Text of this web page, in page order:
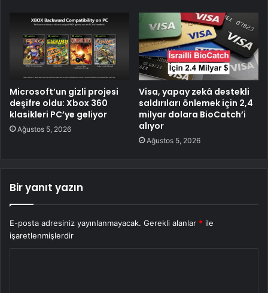
Microsoft’un gizli projesi
deşifre oldu: Xbox 360
klasikleri PC’ye geliyor
Ağustos 5, 2026
Visa, yapay zekâ destekli
saldırıları önlemek için 2,4
milyar dolara BioCatch’i
alıyor
Ağustos 5, 2026
Bir yanıt yazın
E-posta adresiniz yayınlanmayacak. Gerekli alanlar * ile
işaretlenmişlerdir